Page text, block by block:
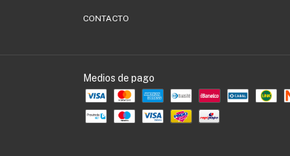
CONTACTO
Medios de pago